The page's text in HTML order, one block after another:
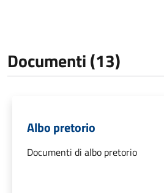
Documenti (13)
Albo pretorio
Documenti di albo pretorio